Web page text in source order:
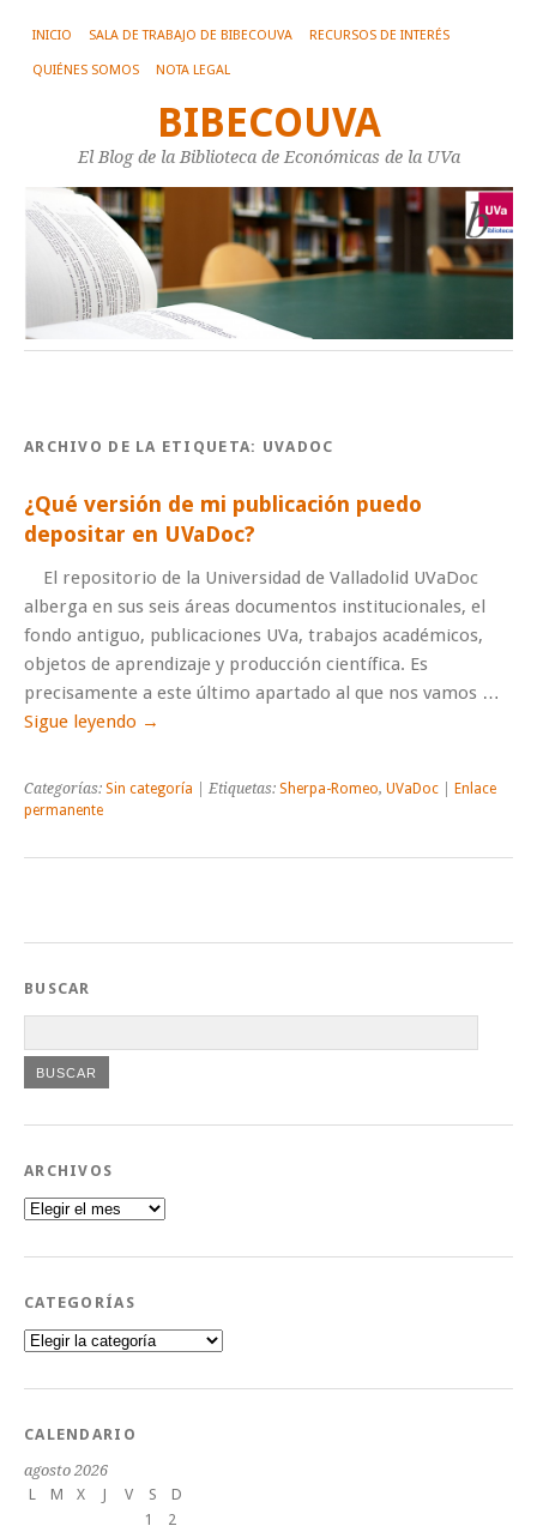
INICIO SALA DE TRABAJO DE BIBECOUVA RECURSOS DE INTERÉS
QUIÉNES SOMOS NOTA LEGAL
BIBECOUVA
El Blog de la Biblioteca de Económicas de la UVa
ARCHIVO DE LA ETIQUETA: UVADOC
¿Qué versión de mi publicación puedo
depositar en UVaDoc?
El repositorio de la Universidad de Valladolid UVaDoc
alberga en sus seis áreas documentos institucionales, el
fondo antiguo, publicaciones UVa, trabajos académicos,
objetos de aprendizaje y producción científica. Es
precisamente a este último apartado al que nos vamos …
Sigue leyendo →
Categorías: Sin categoría | Etiquetas: Sherpa-Romeo, UVaDoc
Enlace
permanente
BUSCAR
ARCHIVOS
Archivos
CATEGORÍAS
Categorías
CALENDARIO
agosto 2026
L
M X J V S
D
1
2